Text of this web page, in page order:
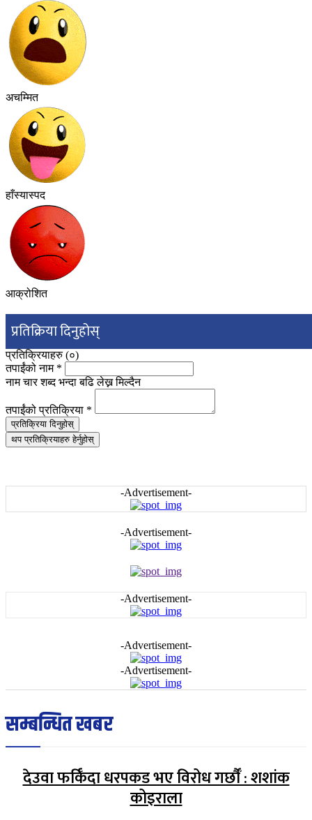
अचम्मित
हाँस्यास्पद
आक्रोशित
प्रतिक्रिया दिनुहोस्
प्रतिक्रियाहरु (०)
तपाईंको नाम *
नाम चार शब्द भन्दा बढि लेख्न मिल्दैन
तपाईंको प्रतिक्रिया *
प्रतिक्रिया दिनुहोस्
थप प्रतिक्रियाहरु हेर्नुहोस्
-Advertisement-
-Advertisement-
-Advertisement-
-Advertisement-
-Advertisement-
सम्बन्धित खबर
देउवा फर्किँदा धरपकड भए विरोध गर्छौँं : शशांक
कोइराला